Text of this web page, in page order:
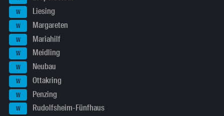
W Liesing
W Margareten
W Mariahilf
W Meidling
W Neubau
W Ottakring
W Penzing
W Rudolfsheim-Fünfhaus